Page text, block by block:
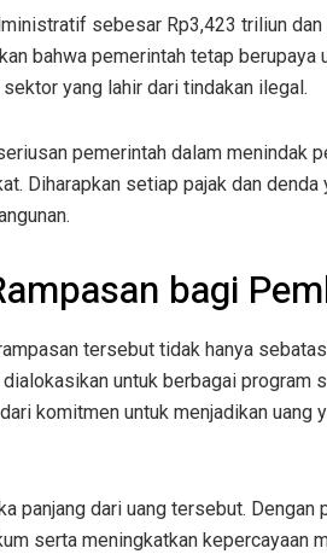
sebesar Rp3,423 triliun
bahwa pemerintah tetap berupaya
yang lahir dari tindakan ilegal.
pemerintah dalam menindak
Diharapkan setiap pajak dan denda
bagi
tersebut tidak hanya
untuk berbagai program
komitmen untuk menjadikan uang
panjang dari uang tersebut. Dengan
serta meningkatkan kepercayaan